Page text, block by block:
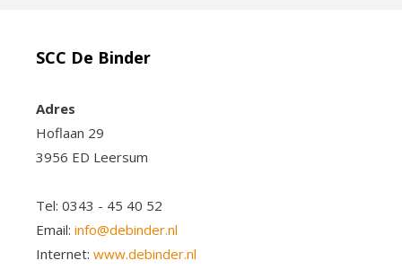
SCC De Binder
Adres
Hoflaan 29
3956 ED Leersum
Tel: 0343 - 45 40 52
Email: info@debinder.nl
Internet: www.debinder.nl